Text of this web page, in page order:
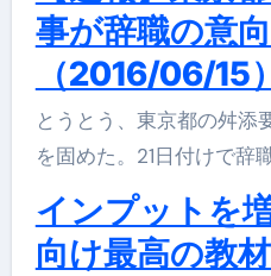
事が辞職の意
（2016/06/15）
とうとう、東京都の舛添要一都知事が辞職の意向
を固めた。21日付けで辞
インプットを
向け最高の教